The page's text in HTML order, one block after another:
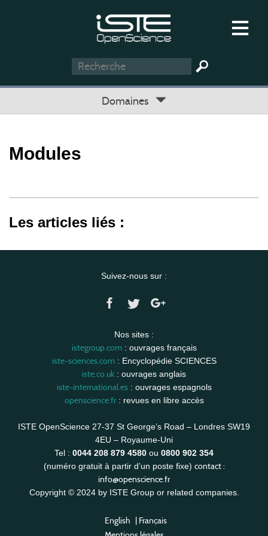
Domaines
Modules
Les articles liés :
Suivez-nous sur :
Nos sites :
istegroup.com: ouvrages français
iste-sciences.com: Encyclopédie SCIENCES
iste.co.uk : ouvrages anglais
iste-international.es: ouvrages espagnols
openscience.fr: revues en libre accès
ISTE OpenScience 27-37 St George’s Road – Londres SW19
4EU – Royaume-Uni
Tel : 0044 208 879 4580 ou 0800 902 354
(numéro gratuit à partir d’un poste fixe) contact :
info@openscience.fr
Copyright © 2024 by ISTE Group or related companies.
English | Français